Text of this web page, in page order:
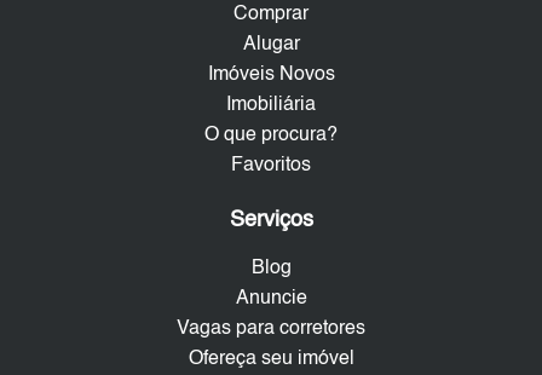
Comprar
Alugar
Imóveis Novos
Imobiliária
O que procura?
Favoritos
Serviços
Blog
Anuncie
Vagas para corretores
Ofereça seu imóvel